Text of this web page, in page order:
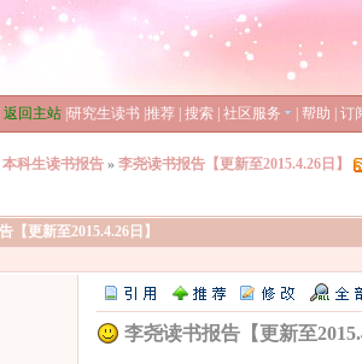
返回主站 研究生读书 推荐 搜索 社区服务 帮助 订
本科生读书报告 » 李尧读书报告【更新至2015.4.26日】
【更新至2015.4.26日】
李尧读书报告【更新至